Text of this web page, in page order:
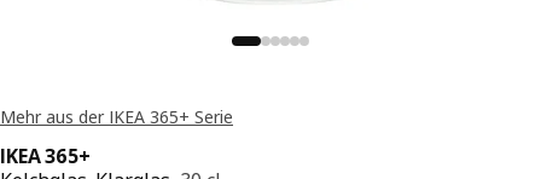
Mehr aus der IKEA 365+ Serie
IKEA 365+